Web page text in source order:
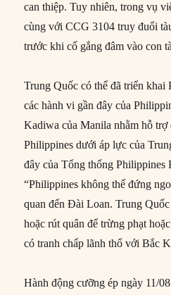
can thiệp. Tuy nhiên, trong vụ
cùng với CCG 3104 truy đuổi
trước khi cố gắng đâm vào con
Trung Quốc có thể đã triển
các hành vi gần đây của
Kadiwa của Manila nhằm hỗ trợ
Philippines dưới áp lực của
đây của Tổng thống Philippines
“Philippines không thể đứng
quan đến Đài Loan. Trung
hoặc rút quân để trừng phạt
có tranh chấp lãnh thổ với Bắc
Hành động cưỡng ép ngày 11/